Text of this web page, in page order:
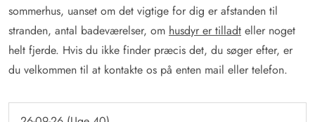
sommerhus, uanset om det vigtige for dig er afstanden til
stranden, antal badeværelser, om husdyr er tilladt eller noget
helt fjerde. Hvis du ikke finder præcis det, du søger efter, er
du velkommen til at kontakte os på enten mail eller telefon.